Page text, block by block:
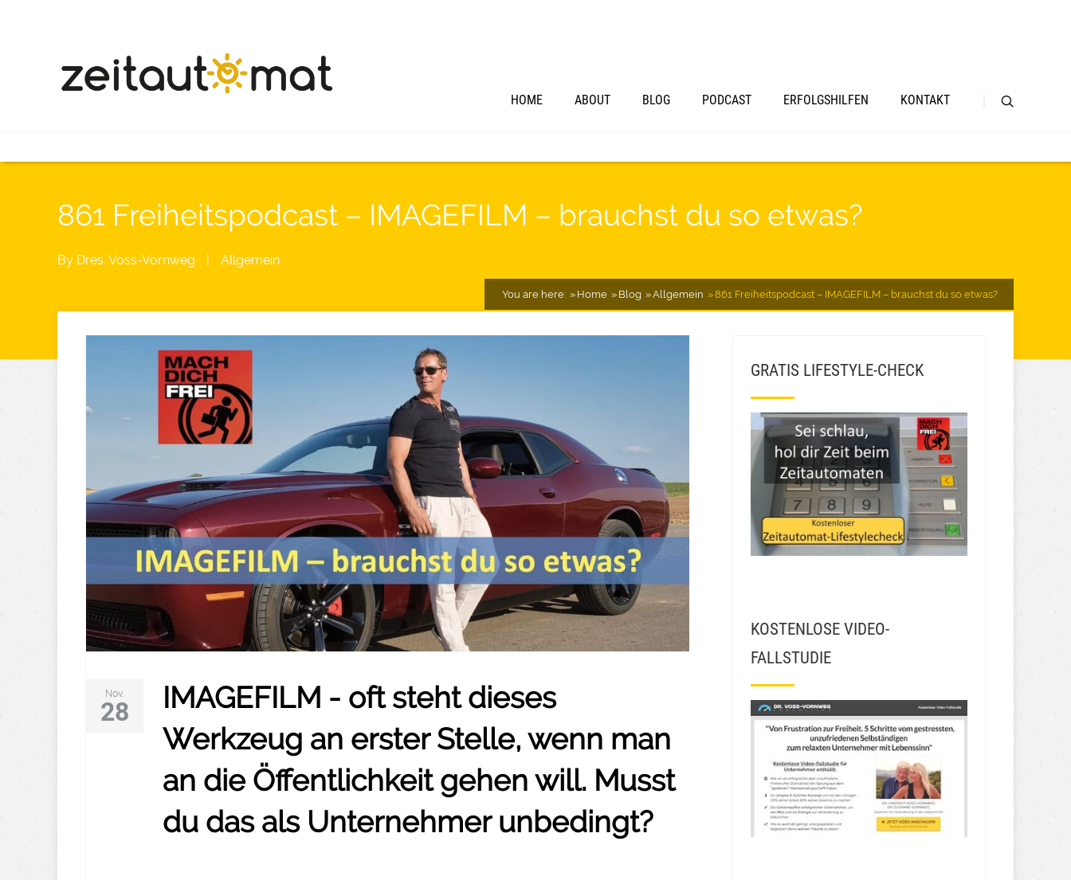
HOME ABOUT BLOG PODCAST ERFOLGSHILFEN KONTAKT
861 Freiheitspodcast – IMAGEFILM – brauchst du so etwas?
By Dres. Voss-Vornweg Allgemein
You are here: Home Blog Allgemein 861 Freiheitspodcast – IMAGEFILM – brauchst du so etwas?
Nov.
28
IMAGEFILM - oft steht dieses
Werkzeug an erster Stelle, wenn man
an die Öffentlichkeit gehen will. Musst
du das als Unternehmer unbedingt?
GRATIS LIFESTYLE-CHECK
KOSTENLOSE VIDEO-
FALLSTUDIE